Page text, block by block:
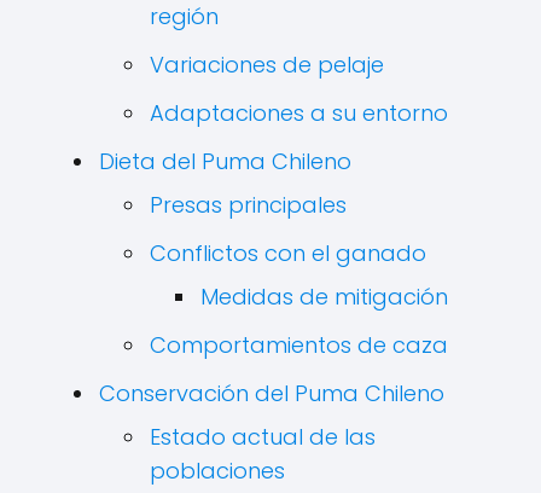
región
Variaciones de pelaje
Adaptaciones a su entorno
Dieta del Puma Chileno
Presas principales
Conflictos con el ganado
Medidas de mitigación
Comportamientos de caza
Conservación del Puma Chileno
Estado actual de las
poblaciones